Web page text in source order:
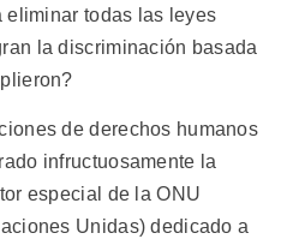
todas las leyes
la discriminación basada
de derechos humanos
infructuosamente la
especial de la ONU
Unidas) dedicado a